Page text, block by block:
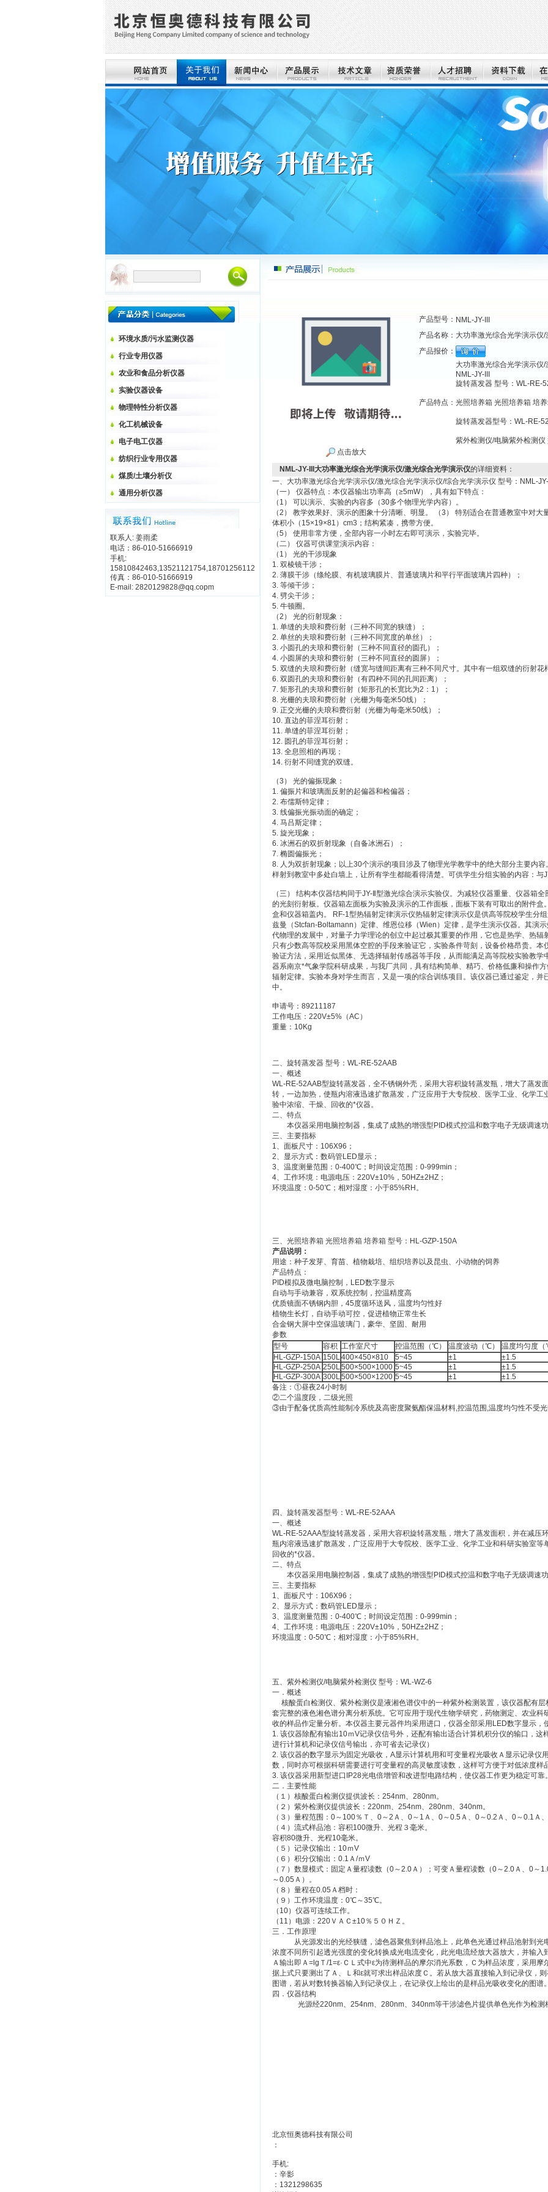
环境水质/污水监测仪器
行业专用仪器
农业和食品分析仪器
实验仪器设备
物理特性分析仪器
化工机械设备
电子电工仪器
纺织行业专用仪器
煤质/土壤分析仪
通用分析仪器
联系人: 姜雨柔
电话：86-010-51666919
手机:
15810842463,13521121754,18701256112
传真：86-010-51666919
E-mail: 2820129828@qq.copm
点击放大
产品型号： NML-JY-III
产品名称： 大功率激光综合光学演示仪
产品报价：
产品特点：
大功率激光综合光学演示仪
NML-JY-III
旋转蒸发器 型号：WL-RE-
光照培养箱 光照培养箱 培
旋转蒸发器型号：WL-RE-
紫外检测仪/电脑紫外检测仪
NML-JY-III大功率激光综合光学演示仪/激光综合光学演示仪的详细资料：
一、大功率激光综合光学演示仪/激光综合光学演示仪/综合光学演示仪 型号：NML-JY-
（一） 仪器特点：本仪器输出功率高（≥5mW），具有如下特点：
（1） 可以演示、实验的内容多（30多个物理光学内容）。
（2） 教学效果好、演示的图象十分清晰、明显。 （3） 特别适合在普通教室中对大
体积小（15×19×81）cm3；结构紧凑，携带方便。
（5） 使用非常方便，全部内容一小时左右即可演示，实验完毕。
（二） 仪器可供课堂演示内容：
（1） 光的干涉现象
1. 双棱镜干涉；
2. 薄膜干涉（绦纶膜、有机玻璃膜片、普通玻璃片和平行平面玻璃片四种）；
3. 等倾干涉；
4. 劈尖干涉；
5. 牛顿圈。
（2） 光的衍射现象：
1. 单缝的夫琅和费衍射（三种不同宽的狭缝）；
2. 单丝的夫琅和费衍射（三种不同宽度的单丝）；
3. 小圆孔的夫琅和费衍射（三种不同直径的圆孔）；
4. 小圆屏的夫琅和费衍射（三种不同直径的圆屏）；
5. 双缝的夫琅和费衍射（缝宽与缝间距离有三种不同尺寸。其中有一组双缝的衍射花
6. 双圆孔的夫琅和费衍射（有四种不同的孔间距离）；
7. 矩形孔的夫琅和费衍射（矩形孔的长宽比为2：1）；
8. 光栅的夫琅和费衍射（光栅为每毫米50线）；
9. 正交光栅的夫琅和费衍射（光栅为每毫米50线）；
10. 直边的菲涅耳衍射；
11. 单缝的菲涅耳衍射；
12. 圆孔的菲涅耳衍射；
13. 全息照相的再现；
14. 衍射不同缝宽的双缝。
（3） 光的偏振现象：
1. 偏振片和玻璃面反射的起偏器和检偏器；
2. 布儒斯特定律；
3. 线偏振光振动面的确定；
4. 马吕斯定律；
5. 旋光现象；
6. 冰洲石的双折射现象（自备冰洲石）；
7. 椭圆偏振光；
8. 人为双折射现象；以上30个演示的项目涉及了物理光学教学中的绝大部分主要内
样射到教室中多处白墙上，让所有学生都能看得清楚。可供学生分组实验的内容：与
（三） 结构本仪器结构同于JY-Ⅱ型激光综合演示实验仪。为减轻仪器重量、仪器箱
的光刻衍射板。仪器箱左面板为实验及演示的工作面板，面板下装有可取出的附件
盒和仪器箱盖内。 RF-1型热辐射定律演示仪热辐射定律演示仪是供高等院校学生分
兹曼（Stcfan-Boltamann）定律、维恩位移（Wien）定律，是学生演示仪器。其演
代物理的发展中，对量子力学理论的创立中起过极其重要的作用，它也是热学、热辐
只有少数高等院校采用黑体空腔的手段来验证它，实验条件苛刻，设备价格昂贵。
验证方法，采用近似黑体、无选择辐射传感器等手段，从而能满足高等院校实验教学
器系南京*气象学院科研成果，与我厂共同，具有结构简单、精巧、价格低廉和操作
辐射定律。实验本身对学生而言，又是一项的综合训练项目。该仪器已通过鉴定，
中。
申请号：89211187
工作电压：220V±5%（AC）
重量：10Kg
二、旋转蒸发器 型号：WL-RE-52AAB
一、概述
WL-RE-52AAB型旋转蒸发器，全不锈钢外壳，采用大容积旋转蒸发瓶，增大了蒸发
转，一边加热，使瓶内溶液迅速扩散蒸发，广泛应用于大专院校、医学工业、化学
验中浓缩、干燥、回收的*仪器。
二、特点
本仪器采用电脑控制器，集成了成熟的增强型PID模式控温和数字电子无级调速功
三、主要指标
1、面板尺寸：106X96；
2、显示方式：数码管LED显示；
3、温度测量范围：0-400℃；时间设定范围：0-999min；
4、工作环境：电源电压：220V±10%，50HZ±2HZ；
环境温度：0-50℃；相对湿度：小于85%RH。
三、光照培养箱 光照培养箱 培养箱 型号：HL-GZP-150A
产品说明：
用途：种子发芽、育苗、植物栽培、组织培养以及昆虫、小动物的饲养
产品特点：
PID模拟及微电脑控制，LED数字显示
自动与手动兼容，双系统控制，控温精度高
优质镜面不锈钢内胆，45度循环送风，温度均匀性好
植物生长灯，自动手动可控，促进植物正常生长
合金钢大屏中空保温玻璃门，豪华、坚固、耐用
参数
型号
容积 工作室尺寸 控温范围（℃） 温度波动（℃） 温度均匀度（
HL-GZP-150A 150L400×450×810 5~45 ±1 ±1.5
HL-GZP-250A 250L500×500×1000 5~45 ±1 ±1.5
HL-GZP-300A 300L500×500×1200 5~45 ±1 ±1.5
备注：①昼夜24小时制
②二个温度段，二级光照
③由于配备优质高性能制冷系统及高密度聚氨酯保温材料,控温范围,温度均匀性不受
四、旋转蒸发器型号：WL-RE-52AAA
一、概述
WL-RE-52AAA型旋转蒸发器，采用大容积旋转蒸发瓶，增大了蒸发面积，并在减压
瓶内溶液迅速扩散蒸发，广泛应用于大专院校、医学工业、化学工业和科研实验室等
回收的*仪器。
二、特点
本仪器采用电脑控制器，集成了成熟的增强型PID模式控温和数字电子无级调速功
三、主要指标
1、面板尺寸：106X96；
2、显示方式：数码管LED显示；
3、温度测量范围：0-400℃；时间设定范围：0-999min；
4、工作环境：电源电压：220V±10%，50HZ±2HZ；
环境温度：0-50℃；相对湿度：小于85%RH。
五、紫外检测仪/电脑紫外检测仪 型号：WL-WZ-6
一．概述
核酸蛋白检测仪、紫外检测仪是液湘色谱仪中的一种紫外检测装置，该仪器配有
套完整的液色湘色谱分离分析系统。它可应用于现代生物学研究，药物测定、农业科
收的样品作定量分析。本仪器主要元器件均采用进口，仪器全部采用LED数字显示，
1. 该仪器除配有输出10ｍV记录仪信号外，还配有输出适合计算机积分仪的输口，这
进行计算机和记录仪信号输出，亦可省去记录仪）
2. 该仪器的数字显示为固定光吸收，A显示计算机用和可变量程光吸收Ａ显示记录仪
数，同时亦可根据科研需要进行可变量程的高灵敏度读数，这样可方便于对低浓度样
3. 该仪器采用新型进口IP28光电倍增管和改进型电路结构，使仪器工作更为稳定可靠。
二．主要性能
（１）核酸蛋白检测仪提供波长：254nm、280nm。
（２）紫外检测仪提供波长：220nm、254nm、280nm、340nm。
（３）量程范围：0～100％Ｔ、0～2Ａ、0～1Ａ、0～0.5Ａ、0～0.2Ａ、0～0.1Ａ、
（４）流式样品池：容积100微升、光程３毫米。
容积80微升、光程10毫米。
（５）记录仪输出：10ｍV
（６）积分仪输出：0.1Ａ/ｍV
（７）数显模式：固定Ａ量程读数（0～2.0Ａ）；可变Ａ量程读数（0～2.0Ａ、0～
～0.05Ａ）。
（８）量程在0.05Ａ档时：
（９）工作环境温度：0℃～35℃。
（10）仪器可连续工作。
（11）电源：220ＶＡＣ±10％５０ＨＺ。
三．工作原理
从光源发出的光经狭缝，滤色器聚焦到样品池上，此单色光通过样品池射到光
浓度不同所引起透光强度的变化转换成光电流变化，此光电流经放大器放大，并输入
Ａ输出即Ａ=lgＴ/1=ε·ＣＬ式中ε为待测样品的摩尔消光系数，Ｃ为样品浓度，采用
据上式只要测出了Ａ、Ｌ和ε就可求出样品浓度Ｃ。若从放大器直接输入到记录仪，
图谱，若从对数转换器输入到记录仪上，在记录仪上绘出的是样品光吸收变化的图谱。
四．仪器结构
光源经220nm、254nm、280nm、340nm等干涉滤色片提供单色光作为检测
北京恒奥德科技有限公司
：
手机:
：辛影
：1321298635